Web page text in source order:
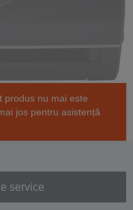
produs nu mai este
jos pentru asistență
service